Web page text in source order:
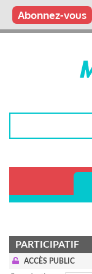
Aller
contenu
Main
Qui sommes nous ?
Vous publiez
Nous publions
Contactez-nous
Abonnez-vous
PARTICIPATIF
ACCÈS PUBLIC